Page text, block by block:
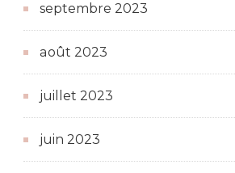
septembre 2023
août 2023
juillet 2023
juin 2023